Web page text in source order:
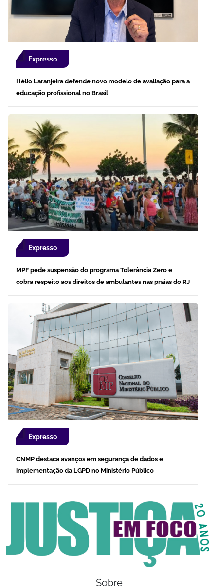
Expresso
Hélio Laranjeira defende novo modelo de avaliação para a
educação profissional no Brasil
Expresso
MPF pede suspensão do programa Tolerância Zero e
cobra respeito aos direitos de ambulantes nas praias do RJ
Expresso
CNMP destaca avanços em segurança de dados e
implementação da LGPD no Ministério Público
Sobre